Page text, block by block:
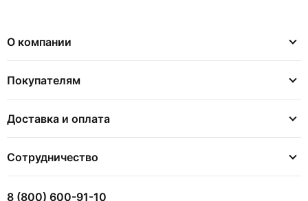
О компании
Покупателям
Доставка и оплата
Сотрудничество
8 (800) 600-91-10